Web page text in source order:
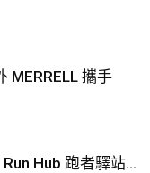
MERRELL 攜手
Hub 跑者驛站...